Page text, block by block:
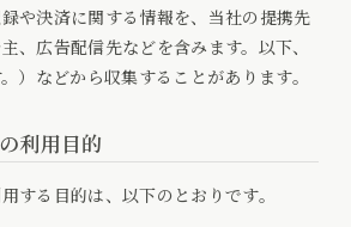
や決済に関する情報を、当社の提携先
、広告配信先などを含みます。以下、
）などから収集することがあります。
利用目的
する目的は、以下のとおりです。